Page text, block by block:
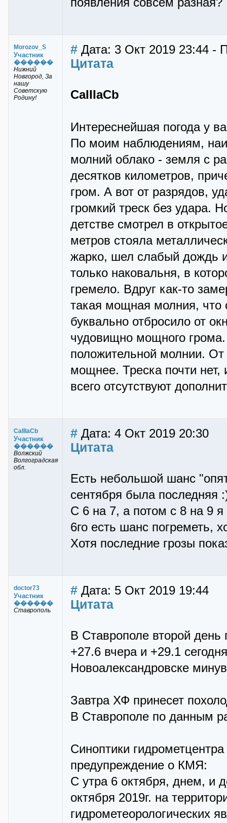
Morozov_S
Участник
������
Нижний
Новгород, За
нашу
Советскую
Родину!
# Дата: 3 Окт 2019 23:44 -
Цитата
CaIIIaCb
Интереснейшая погода у
По моим наблюдениям,
молний облако - земля с
десятков километров,
гром. А вот от разрядов,
громкий треск без удара.
детстве смотрел в
метров стояла
жарко, шел слабый дождь
только наковальня, в
гремело. Вдруг как-то
такая мощная молния, что
буквально отбросило от
чудовищно мощного
положительной молнии. От
мощнее. Треска почти
всего отсутствуют
CaIIIaCb
Участник
������
Волжский
Волгоградская
обл.
# Дата: 4 Окт 2019 20:30
Цитата
Есть небольшой шанс
сентября была последняя
С 6 на 7, а потом с 8 на 9
6го есть шанс погреметь,
Хотя последние грозы
doctor73
Участник
������
Ставрополь
# Дата: 5 Окт 2019 19:44
Цитата
В Ставрополе второй день
+27.6 вчера и +29.1
Новоалександровске
Завтра ХФ принесет
В Ставрополе по данным
Синоптики
предупреждение о КМЯ:
С утра 6 октября, днем, и
октября 2019г. на
гидрометеорологических